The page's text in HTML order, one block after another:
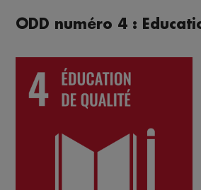
ODD numéro 4 :